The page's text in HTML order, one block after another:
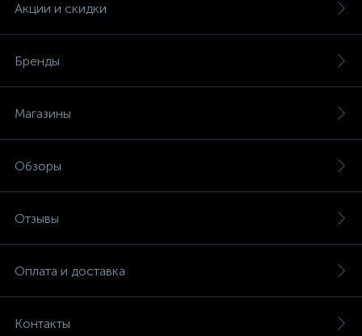
Акции и скидки
Бренды
Магазины
Обзоры
Отзывы
Оплата и доставка
Контакты